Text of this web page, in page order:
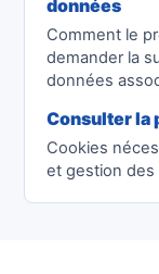
données
Comment le
demander la
données
Consulter la
Cookies
et gestion